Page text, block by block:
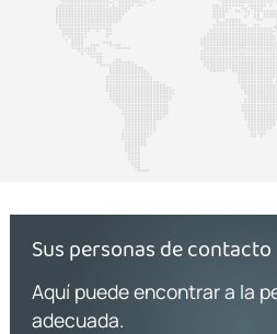
Sus personas de contacto
Aquí puede encontrar a la
adecuada.